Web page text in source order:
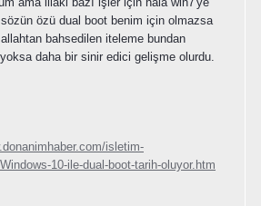
özü dual boot benim için olmazsa
bahsedilen iteleme bundan
daha bir sinir edici gelişme olurdu.
isletim-
10-ile-dual-boot-tarih-oluyor.htm